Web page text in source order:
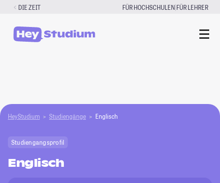
Zum
springen
DIE ZEIT FÜR HOCHSCHULEN|FÜR LEHRER
HeyStudium Studiengänge Englisch
Studiengangsprofil
Englisch